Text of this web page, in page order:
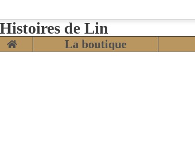
Home La boutique